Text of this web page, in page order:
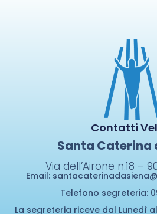
Contatti
Santa Caterina
Via dell’Airone n.18 –
Email:
Telefono segreteria:
La segreteria riceve dal Lunedì